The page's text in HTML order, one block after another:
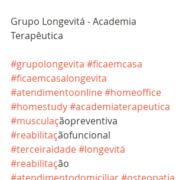
Grupo Longevitá - Academia
Terapêutica
#grupolongevita #ficaemcasa
#ficaemcasalongevita
#atendimentoonline#homeoffice
#homestudy#academiaterapeutica
#musculaçãopreventiva
#reabilitaçãofuncional
#terceiraidade#longevita
#reabilitação